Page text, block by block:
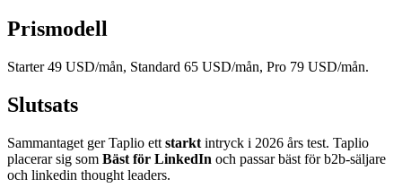
Prismodell
Starter 49 USD/mån, Standard 65 USD/mån, Pro 79 USD/mån.
Slutsats
Sammantaget ger Taplio ett starkt intryck i 2026 års test. Taplio
placerar sig som Bäst för LinkedIn och passar bäst för b2b-säljare
och linkedin thought leaders.